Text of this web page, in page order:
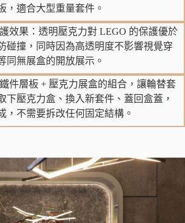
，適合大型重量套件。
效果：透明壓克力對 LEGO 的保護優於
碰撞，同時因為高透明度不影響視覺穿
同無展盒的開放展示。
件層板 + 壓克力展盒的組合，讓輪替套
下壓克力盒、換入新套件、蓋回盒蓋，
，不需要拆改任何固定結構。